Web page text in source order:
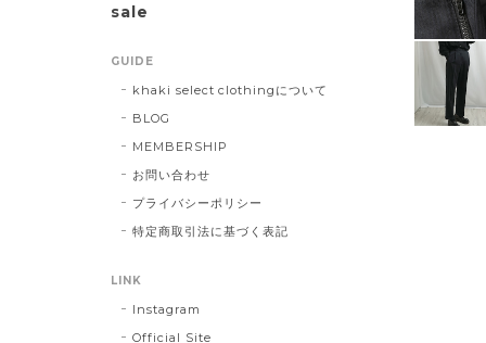
sale
GUIDE
khaki select clothingについて
BLOG
MEMBERSHIP
お問い合わせ
プライバシーポリシー
特定商取引法に基づく表記
LINK
Instagram
Official Site